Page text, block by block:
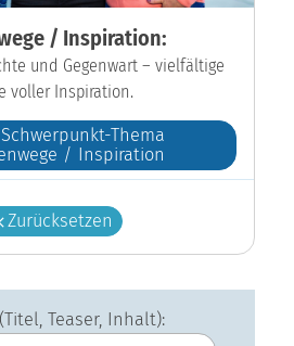
/ Inspiration:
und Gegenwart – vielfältige
voller Inspiration.
Thema
/ Inspiration
Zurücksetzen
Teaser, Inhalt):